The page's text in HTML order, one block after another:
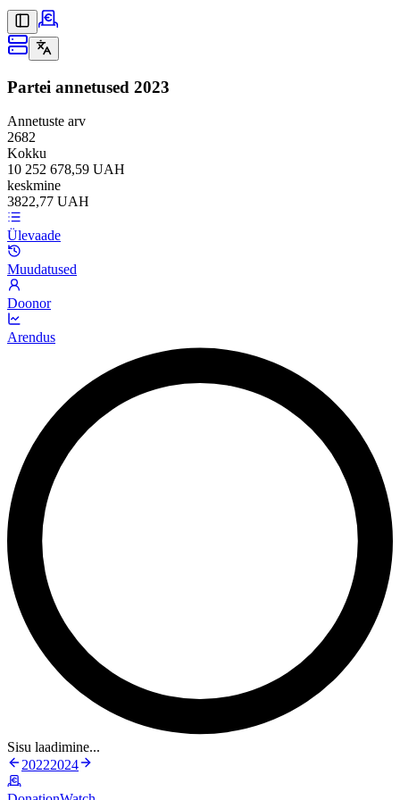
Partei annetused 2023
Annetuste arv
2682
Kokku
10 252 678,59 UAH
keskmine
3822,77 UAH
Ülevaade
Muudatused
Doonor
Arendus
Sisu laadimine...
20222024